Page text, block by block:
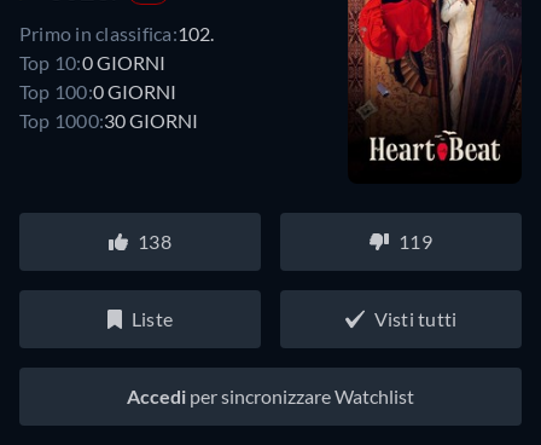
Primo in classifica:102.
Top 10:0 GIORNI
Top 100:0 GIORNI
Top 1000:30 GIORNI
138 119
Liste Visti tutti
Accedi per sincronizzare Watchlist